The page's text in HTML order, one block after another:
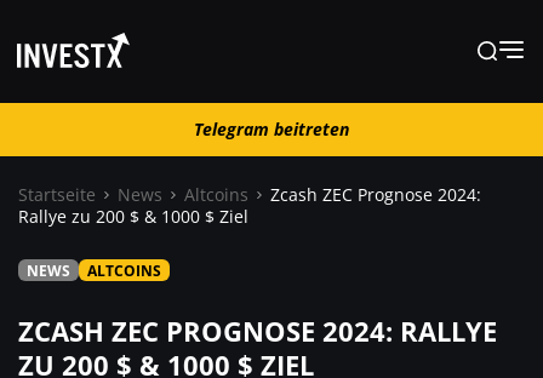
Telegram beitreten
Lernen
Telegram beitreten
Startseite News Altcoins
Zcash ZEC Prognose 2024:
Rallye zu 200 $ & 1000 $ Ziel
NEWS ALTCOINS
ZCASH ZEC PROGNOSE 2024: RALLYE
ZU 200 $ & 1000 $ ZIEL